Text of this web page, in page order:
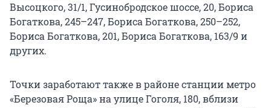
Высоцкого, 31/1, Гусинобродское шоссе, 20, Бориса
Богаткова, 245–247, Бориса Богаткова, 250–252,
Бориса Богаткова, 201, Бориса Богаткова, 163/9 и
других.
Точки заработают также в районе станции метро
«Березовая Роща» на улице Гоголя, 180, вблизи